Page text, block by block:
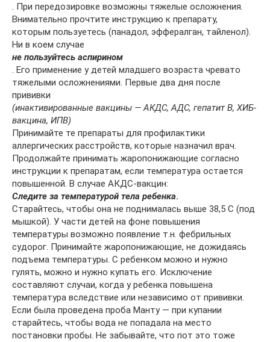
. При передозировке возможны тяжелые осложнения.
Внимательно прочтите инструкцию к препарату,
которым пользуетесь (панадол, эффералган, тайленол).
Ни в коем случае
не пользуйтесь аспирином
. Его применение у детей младшего возраста чревато
тяжелыми осложнениями. Первые два дня после
прививки
(инактивированные вакцины — АКДС, АДС, гепатит В, ХИБ-
вакцина, ИПВ)
Принимайте те препараты для профилактики
аллергических расстройств, которые назначил врач.
Продолжайте принимать жаропонижающие согласно
инструкции к препаратам, если температура остается
повышенной. В случае АКДС-вакцин:
Следите за температурой тела ребенка.
Старайтесь, чтобы она не поднималась выше 38,5 С (под
мышкой). У части детей на фоне повышения
температуры возможно появление т.н. фебрильных
судорог. Принимайте жаропонижающие, не дожидаясь
подъема температуры. С ребенком можно и нужно
гулять, можно и нужно купать его. Исключение
составляют случаи, когда у ребенка повышена
температура вследствие или независимо от прививки.
Если была проведена проба Манту — при купании
старайтесь, чтобы вода не попадала на место
постановки пробы. Не забывайте, что пот это тоже